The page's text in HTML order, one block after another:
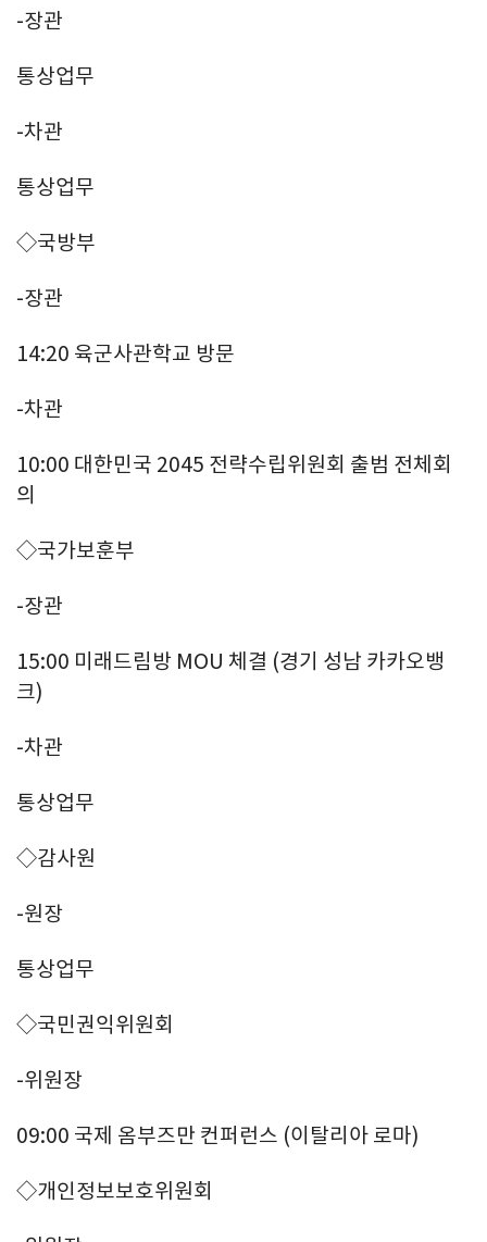
-장관
통상업무
-차관
통상업무
◇국방부
-장관
14:20 육군사관학교 방문
-차관
10:00 대한민국 2045 전략수립위원회 출범 전체회
의
◇국가보훈부
-장관
15:00 미래드림방 MOU 체결 (경기 성남 카카오뱅
크)
-차관
통상업무
◇감사원
-원장
통상업무
◇국민권익위원회
-위원장
09:00 국제 옴부즈만 컨퍼런스 (이탈리아 로마)
◇개인정보보호위원회